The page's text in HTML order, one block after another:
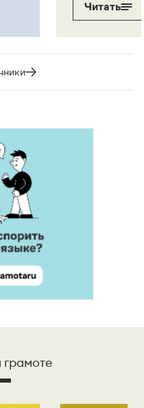
Читать
грамоте